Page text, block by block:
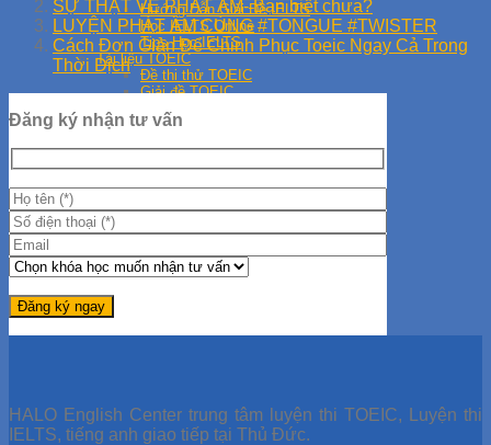
Hướng Dẫn Giải Đề IELTS
Học IELTS Online
Tips Học IELTS
Tài liệu TOEIC
Đề thi thử TOEIC
Giải đề TOEIC
Tip TOEIC
Series 30 Ngày Học TOEIC
SỰ THẬT VỀ PHÁT ÂM- Bạn biết chưa?
LUYỆN PHÁT ÂM CÙNG #TONGUE #TWISTER
Cách Đơn Giản Để Chinh Phục Toeic Ngay Cả Trong
Thời Dịch
Đăng ký nhận tư vấn
HALO English Center trung tâm luyện thi TOEIC, Luyện thi
IELTS, tiếng anh giao tiếp tại Thủ Đức.